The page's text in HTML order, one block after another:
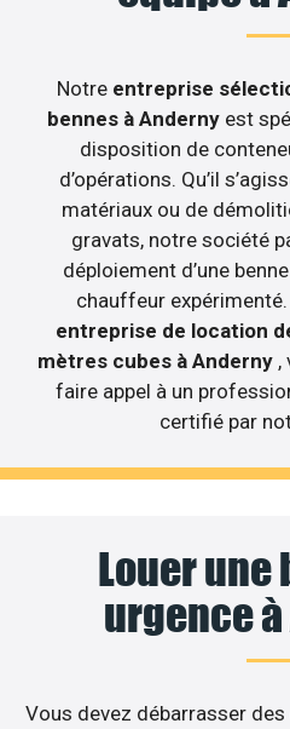
Notre entreprise
bennes à Anderny est
disposition de
d’opérations. Qu’il
matériaux ou de
gravats, notre société
déploiement d’une
chauffeur
entreprise de location
mètres cubes à Anderny ,
faire appel à un
certifié par
Louer une
urgence
Vous devez débarrasser